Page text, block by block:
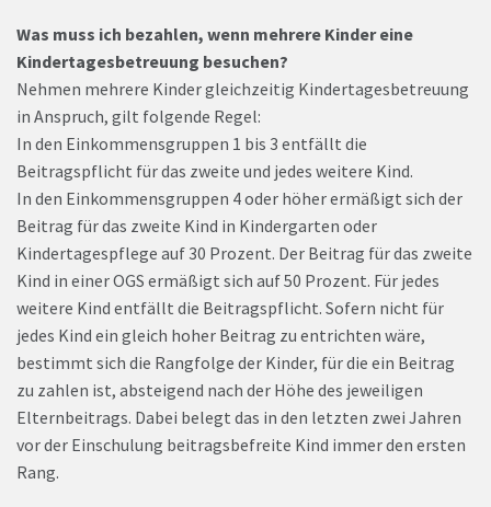
Was muss ich bezahlen, wenn mehrere Kinder eine
Kindertagesbetreuung besuchen?
Nehmen mehrere Kinder gleichzeitig Kindertagesbetreuung
in Anspruch, gilt folgende Regel:
In den Einkommensgruppen 1 bis 3 entfällt die
Beitragspflicht für das zweite und jedes weitere Kind.
In den Einkommensgruppen 4 oder höher ermäßigt sich der
Beitrag für das zweite Kind in Kindergarten oder
Kindertagespflege auf 30 Prozent. Der Beitrag für das zweite
Kind in einer OGS ermäßigt sich auf 50 Prozent. Für jedes
weitere Kind entfällt die Beitragspflicht. Sofern nicht für
jedes Kind ein gleich hoher Beitrag zu entrichten wäre,
bestimmt sich die Rangfolge der Kinder, für die ein Beitrag
zu zahlen ist, absteigend nach der Höhe des jeweiligen
Elternbeitrags. Dabei belegt das in den letzten zwei Jahren
vor der Einschulung beitragsbefreite Kind immer den ersten
Rang.